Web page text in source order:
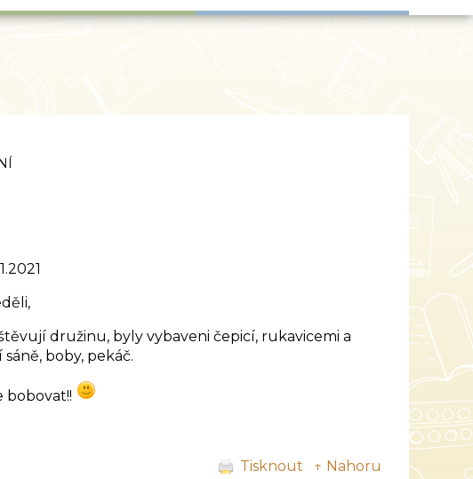
družinu, byly vybaveni čepicí, rukavicemi a
boby, pekáč.
bobovat!!
Tisknout ↑ Nahoru